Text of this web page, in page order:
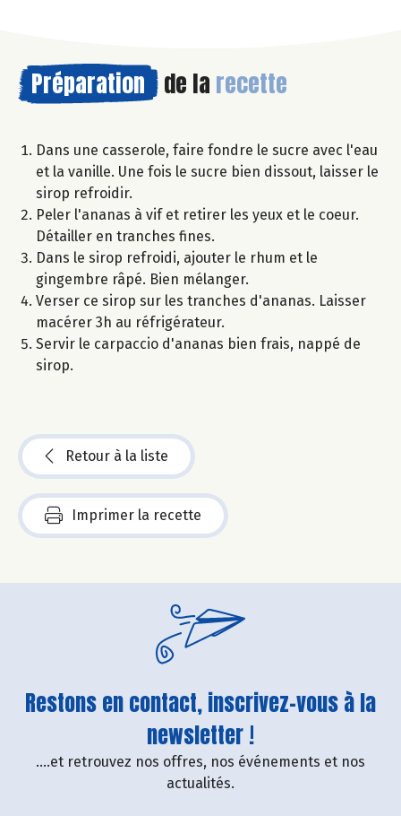
Préparation de la recette
Dans une casserole, faire fondre le sucre avec l'eau
et la vanille. Une fois le sucre bien dissout, laisser le
sirop refroidir.
Peler l'ananas à vif et retirer les yeux et le coeur.
Détailler en tranches fines.
Dans le sirop refroidi, ajouter le rhum et le
gingembre râpé. Bien mélanger.
Verser ce sirop sur les tranches d'ananas. Laisser
macérer 3h au réfrigérateur.
Servir le carpaccio d'ananas bien frais, nappé de
sirop.
Retour à la liste
Imprimer la recette
Restons en contact, inscrivez-vous à la
newsletter !
....et retrouvez nos offres, nos événements et nos
actualités.